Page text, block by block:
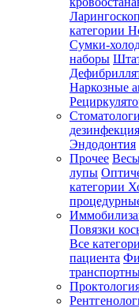
категории
Сумки-
наборы
Наркозные
дезинфекция
Эндодонтия
Прочее
лупы
категории
Повязки
Все
пациента